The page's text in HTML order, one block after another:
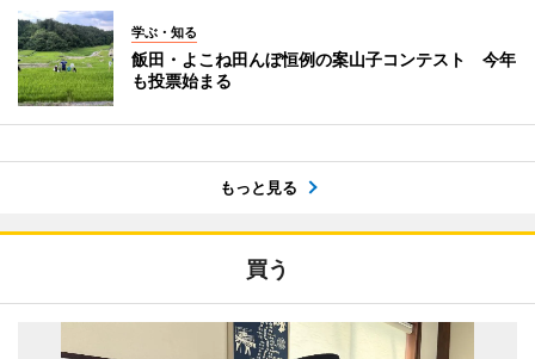
学ぶ・知る
飯田・よこね田んぼ恒例の案山子コンテスト 今年
も投票始まる
もっと見る
買う